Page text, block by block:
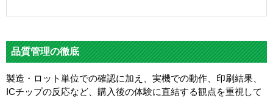
品質管理の徹底
製造・ロット単位での確認に加え、実機での動作、印刷結果、
ICチップの反応など、購入後の体験に直結する観点を重視して